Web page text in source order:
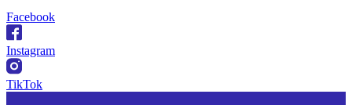
Facebook
Instagram
TikTok